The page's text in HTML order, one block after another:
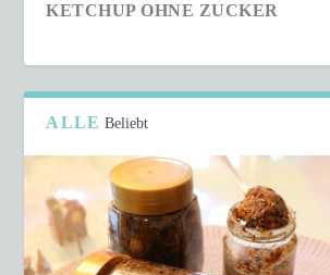
KETCHUP OHNE ZUCKER
ALLE Beliebt